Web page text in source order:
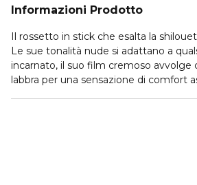
Informazioni Prodotto
Il rossetto in stick che esalta la
Le sue tonalità nude si adattano a
incarnato, il suo film cremoso avvolge
labbra per una sensazione di comfort